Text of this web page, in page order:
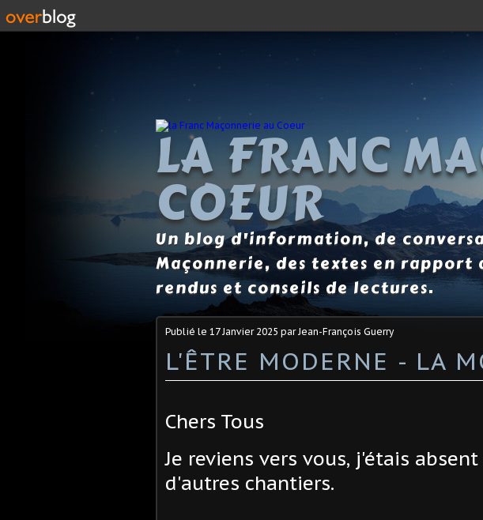
LA FRANC
COEUR
Un blog d'information, de
Maçonnerie, des textes en rapport
rendus et conseils de lectures.
Publié le 17 Janvier 2025 par Jean-François Guerry
L'ÊTRE MODERNE - LA
Chers Tous
Je reviens vers vous, j'étais
d'autres chantiers.